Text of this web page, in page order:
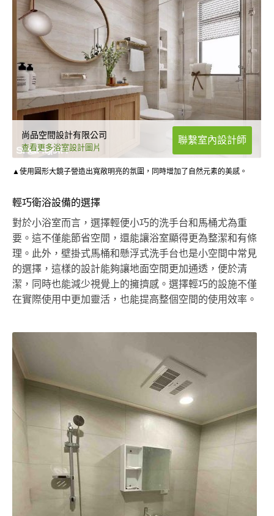
尚品空間設計有限公司
查看更多浴室設計圖片
聯繫室內設計師
▲使用圓形大鏡子營造出寬敞明亮的氛圍，同時增加了自然元素的美感。
輕巧衛浴設備的選擇
對於小浴室而言，選擇輕便小巧的洗手台和馬桶尤為重
要。這不僅能節省空間，還能讓浴室顯得更為整潔和有條
理。此外，壁掛式馬桶和懸浮式洗手台也是小空間中常見
的選擇，這樣的設計能夠讓地面空間更加通透，便於清
潔，同時也能減少視覺上的擁擠感。選擇輕巧的設施不僅
在實際使用中更加靈活，也能提高整個空間的使用效率。